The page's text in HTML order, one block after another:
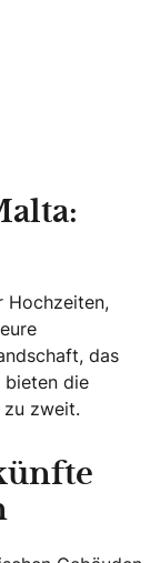
Hochzeiten,
das
bieten die
zu zweit.